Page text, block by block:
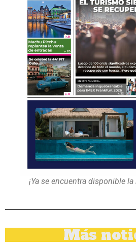
¡Ya se encuentra disponible
Más